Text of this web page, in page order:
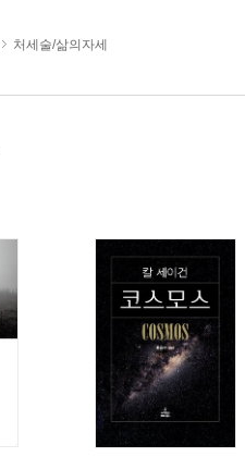
처세술/삶의자세